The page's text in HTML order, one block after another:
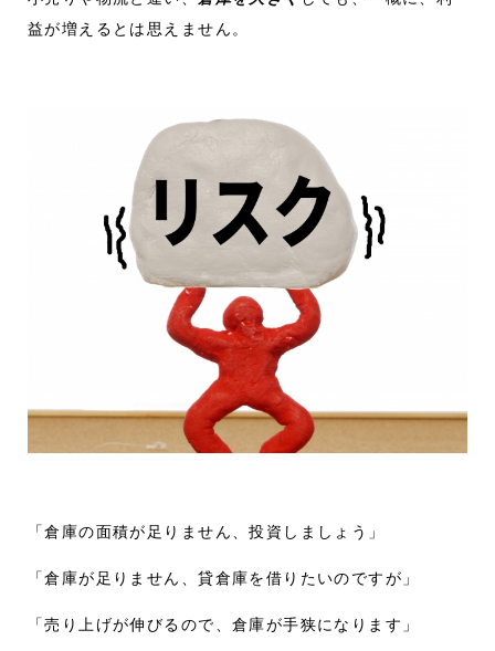
益が増えるとは思えません。
「倉庫の面積が足りません、投資しましょう」
「倉庫が足りません、貸倉庫を借りたいのですが」
「売り上げが伸びるので、倉庫が手狭になります」